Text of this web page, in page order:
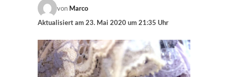
von Marco
Aktualisiert am23. Mai 2020 um 21:35 Uhr